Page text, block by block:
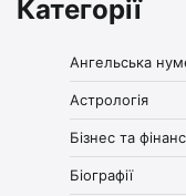
Категорії
Ангельська
Астрологія
Бізнес та
Біографії